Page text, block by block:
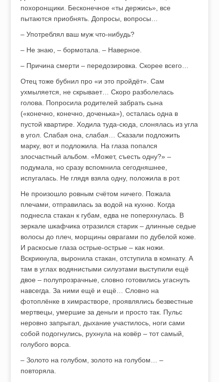
похоронщики. Бесконечное «ты держись», все
пытаются приобнять. Допросы, вопросы…
– Употреблял ваш муж что-нибудь?
– Не знаю, – бормотала. – Наверное.
– Причина смерти – передозировка. Скорее всего…
Отец тоже бубнил про «и это пройдёт». Сам
ухмыляется, не скрывает… Скоро разболелась
голова. Попросила родителей забрать сына
(«конечно, конечно, доченька»), осталась одна в
пустой квартире. Ходила туда-сюда, слонялась из угла
в угол. Слабая она, слабая… Сказали подложить
марку, вот и подложила. На глаза попался
злосчастный альбом. «Может, съесть одну?» –
подумала, но сразу вспомнила сегодняшнее,
испугалась. Не глядя взяла одну, положила в рот.
Не произошло ровным счётом ничего. Пожала
плечами, отправилась за водой на кухню. Когда
поднесла стакан к губам, едва не поперхнулась. В
зеркале шкафчика отразился старик – длинные седые
волосы до плеч, морщины оврагами по дубелой коже.
И раскосые глаза острые-острые – как ножи.
Вскрикнула, выронила стакан, отступила в комнату. А
там в углах водянистыми силуэтами выступили ещё
двое – полупрозрачные, словно готовились угаснуть
навсегда. За ними ещё и ещё… Словно на
фотоплёнке в химрастворе, проявлялись безвестные
мертвецы, умершие за деньги и просто так. Пульс
неровно запрыгал, дыхание участилось, ноги сами
собой подогнулись, рухнула на ковёр – тот самый,
голубого ворса.
– Золото на голубом, золото на голубом… –
повторяла.